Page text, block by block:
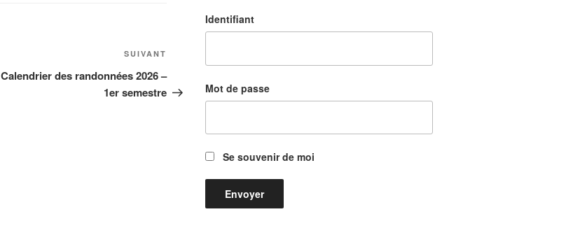
suivant
SUIVANT
Calendrier des randonnées 2026 –
1er semestre
Identifiant
Mot de passe
Se souvenir de moi